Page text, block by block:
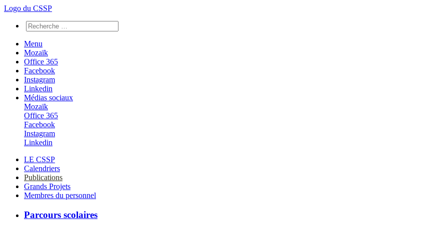
Logo du CSSP
Menu
Mozaïk
Office 365
Facebook
Instagram
Linkedin
Médias sociaux
Mozaïk
Office 365
Facebook
Instagram
Linkedin
LE CSSP
Calendriers
Publications
Grands Projets
Membres du personnel
Parcours scolaires